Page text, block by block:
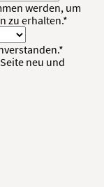
werden, um
zu erhalten.*
neu und